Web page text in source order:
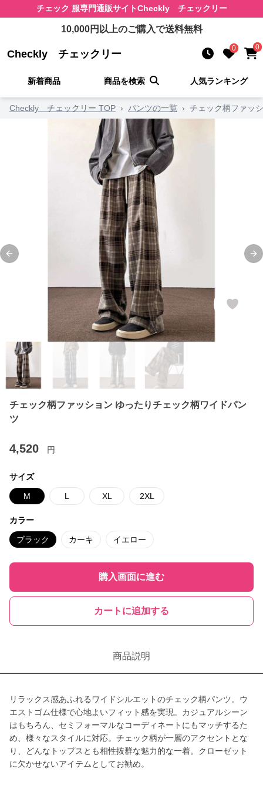
チェック 服専門通販サイトCheckly チェックリー
10,000円以上のご購入で送料無料
Checkly チェックリー 0 0
新着商品 商品を検索 人気ランキング
Checkly チェックリー TOP › パンツの一覧 › チェック柄ファッ
Previous slide
チェック柄ファッション ゆったりチェック柄ワイドパン
ツ
4,520 円
サイズ
M L XL 2XL
カラー
ブラック カーキ イエロー
購入画面に進む
カートに追加する
商品説明
リラックス感あふれるワイドシルエットのチェック柄パンツ。ウ
エストゴム仕様で心地よいフィット感を実現。カジュアルシーン
はもちろん、セミフォーマルなコーディネートにもマッチするた
め、様々なスタイルに対応。チェック柄が一層のアクセントとな
り、どんなトップスとも相性抜群な魅力的な一着。クローゼット
に欠かせないアイテムとしてお勧め。